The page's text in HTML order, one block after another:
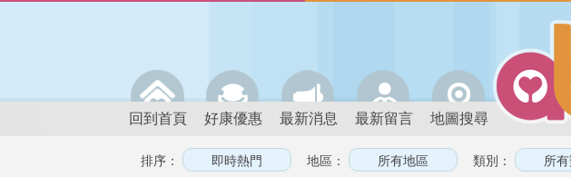
回到首頁 好康優惠 最新消息 最新留言 地圖搜尋
排序： 地區： 類別：